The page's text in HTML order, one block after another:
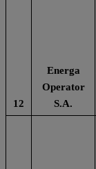
12
Energa
Operator
S.A.